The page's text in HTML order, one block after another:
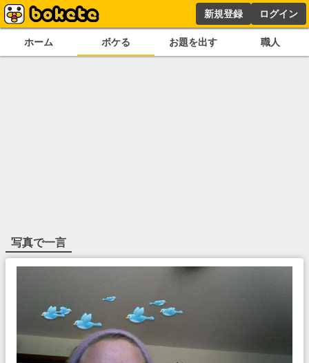
新規登録 ログイン
ホーム ボケる お題を出す 職人
写真で一言